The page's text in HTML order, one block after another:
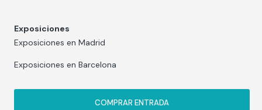
Exposiciones
Exposiciones en Madrid
Exposiciones en Barcelona
COMPRAR ENTRADA